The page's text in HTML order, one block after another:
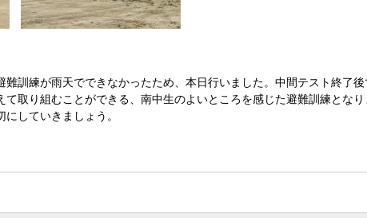
難訓練が雨天でできなかったため、本日行いました。中間テスト終了
て取り組むことができる、南中生のよいところを感じた避難訓練とな
していきましょう。